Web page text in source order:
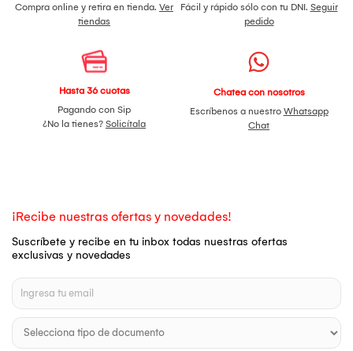
Compra online y retira en tienda. Ver
tiendas
Fácil y rápido sólo con tu DNI. Seguir
pedido
Hasta 36 cuotas
Pagando con Sip
¿No la tienes? Solicítala
Chatea con nosotros
Escríbenos a nuestro Whatsapp
Chat
¡Recibe nuestras ofertas y novedades!
Suscríbete y recibe en tu inbox todas nuestras ofertas
exclusivas y novedades